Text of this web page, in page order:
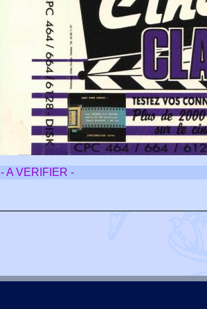
- A VERIFIER -